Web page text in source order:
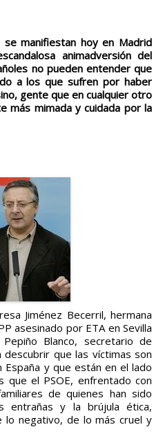
manifiestan hoy en Madrid
animadversión del
no pueden entender que
a los que sufren por haber
gente que en cualquier otro
más mimada y cuidada por la
asesinado por ETA en Sevilla
Blanco, secretario de
descubrir que las víctimas son
y que están en el lado
que el PSOE, enfrentado con
de quienes han sido
entrañas y la brújula ética,
lo negativo, de lo más cruel y